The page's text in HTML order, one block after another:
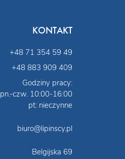
KONTAKT
+48 71 354 59 49
+48 883 909 409
Godziny pracy:
pn.-czw. 10:00-16:00
pt: nieczynne
biuro@lipinscy.pl
Belgijska 69